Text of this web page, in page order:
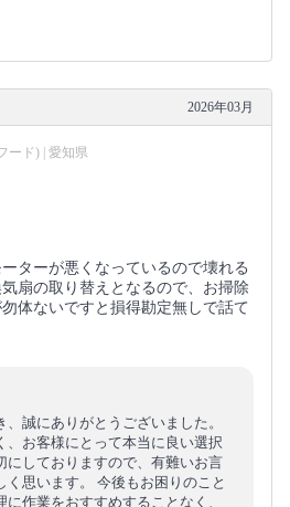
2026年03月
ード) | 愛知県
ターが悪くなっているので壊れる
扇の取り替えとなるので、お掃除
体ないですと損得勘定無しで話て
誠にありがとうございました。
、お客様にとって本当に良い選択
にしておりますので、有難いお言
思います。 今後もお困りのこと
作業をおすすめすることなく、